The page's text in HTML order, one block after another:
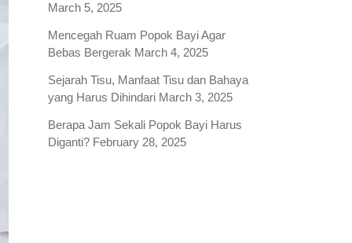
March 5, 2025
Mencegah Ruam Popok Bayi Agar
Bebas Bergerak March 4, 2025
Sejarah Tisu, Manfaat Tisu dan Bahaya
yang Harus Dihindari March 3, 2025
Berapa Jam Sekali Popok Bayi Harus
Diganti? February 28, 2025